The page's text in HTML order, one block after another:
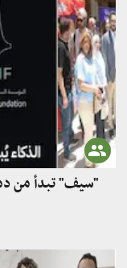
"سيف" تبدأ من